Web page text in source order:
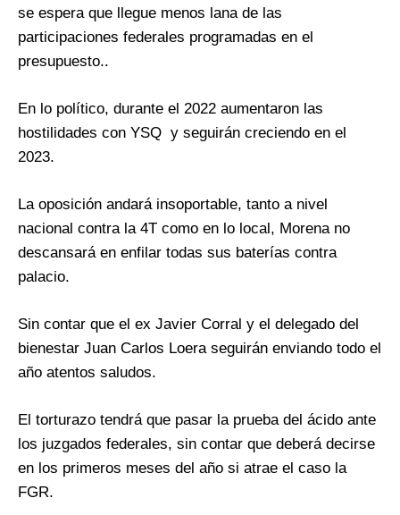
se espera que llegue menos lana de las
participaciones federales programadas en el
presupuesto..
En lo político, durante el 2022 aumentaron las
hostilidades con YSQ y seguirán creciendo en el
2023.
La oposición andará insoportable, tanto a nivel
nacional contra la 4T como en lo local, Morena no
descansará en enfilar todas sus baterías contra
palacio.
Sin contar que el ex Javier Corral y el delegado del
bienestar Juan Carlos Loera seguirán enviando todo el
año atentos saludos.
El torturazo tendrá que pasar la prueba del ácido ante
los juzgados federales, sin contar que deberá decirse
en los primeros meses del año si atrae el caso la
FGR.